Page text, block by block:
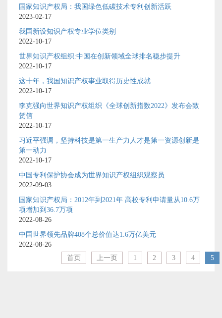
国家知识产权局：我国绿色低碳技术专利创新活跃
2023-02-17
我国新设知识产权专业学位类别
2022-10-17
世界知识产权组织:中国在创新领域全球排名稳步提升
2022-10-17
这十年，我国知识产权事业取得历史性成就
2022-10-17
李克强向世界知识产权组织《全球创新指数2022》发布会致
贺信
2022-10-17
习近平强调，坚持科技是第一生产力人才是第一资源创新是
第一动力
2022-10-17
中国专利保护协会成为世界知识产权组织观察员
2022-09-03
国家知识产权局：2012年到2021年 高校专利申请量从10.6万
项增加到36.7万项
2022-08-26
中国世界领先品牌408个总价值达1.6万亿美元
2022-08-26
首页
上一页 1 2 3 4 5